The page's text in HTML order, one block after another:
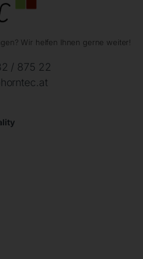
Wir helfen Ihnen gerne weiter!
/ 875 22